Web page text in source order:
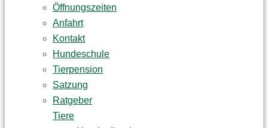
Öffnungszeiten
Anfahrt
Kontakt
Hundeschule
Tierpension
Satzung
Ratgeber
Tiere